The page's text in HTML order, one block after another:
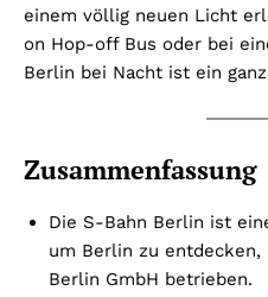
einem völlig neuen Licht
on Hop-off Bus oder bei
Berlin bei Nacht ist ein
Zusammenfassung
Die S-Bahn Berlin ist
um Berlin zu
Berlin GmbH betrieben.